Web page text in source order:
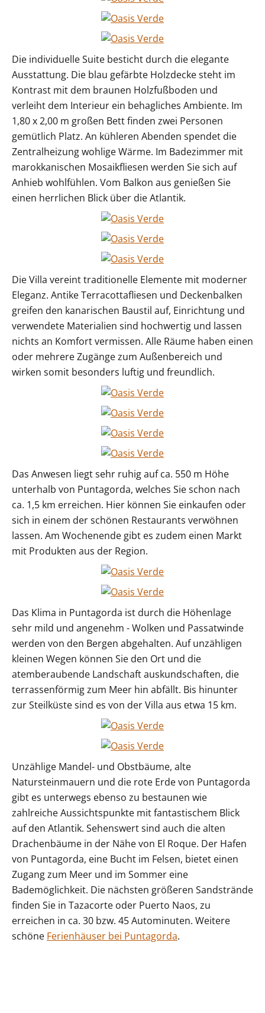
Die individuelle Suite besticht durch die elegante
Ausstattung. Die blau gefärbte Holzdecke steht im
Kontrast mit dem braunen Holzfußboden und
verleiht dem Interieur ein behagliches Ambiente. Im
1,80 x 2,00 m großen Bett finden zwei Personen
gemütlich Platz. An kühleren Abenden spendet die
Zentralheizung wohlige Wärme. Im Badezimmer mit
marokkanischen Mosaikfliesen werden Sie sich auf
Anhieb wohlfühlen. Vom Balkon aus genießen Sie
einen herrlichen Blick über die Atlantik.
Die Villa vereint traditionelle Elemente mit moderner
Eleganz. Antike Terracottafliesen und Deckenbalken
greifen den kanarischen Baustil auf, Einrichtung und
verwendete Materialien sind hochwertig und lassen
nichts an Komfort vermissen. Alle Räume haben einen
oder mehrere Zugänge zum Außenbereich und
wirken somit besonders luftig und freundlich.
Das Anwesen liegt sehr ruhig auf ca. 550 m Höhe
unterhalb von Puntagorda, welches Sie schon nach
ca. 1,5 km erreichen. Hier können Sie einkaufen oder
sich in einem der schönen Restaurants verwöhnen
lassen. Am Wochenende gibt es zudem einen Markt
mit Produkten aus der Region.
Das Klima in Puntagorda ist durch die Höhenlage
sehr mild und angenehm - Wolken und Passatwinde
werden von den Bergen abgehalten. Auf unzähligen
kleinen Wegen können Sie den Ort und die
atemberaubende Landschaft auskundschaften, die
terrassenförmig zum Meer hin abfällt. Bis hinunter
zur Steilküste sind es von der Villa aus etwa 15 km.
Unzählige Mandel- und Obstbäume, alte
Natursteinmauern und die rote Erde von Puntagorda
gibt es unterwegs ebenso zu bestaunen wie
zahlreiche Aussichtspunkte mit fantastischem Blick
auf den Atlantik. Sehenswert sind auch die alten
Drachenbäume in der Nähe von El Roque. Der Hafen
von Puntagorda, eine Bucht im Felsen, bietet einen
Zugang zum Meer und im Sommer eine
Bademöglichkeit. Die nächsten größeren Sandstrände
finden Sie in Tazacorte oder Puerto Naos, zu
erreichen in ca. 30 bzw. 45 Autominuten. Weitere
schöne Ferienhäuser bei Puntagorda.